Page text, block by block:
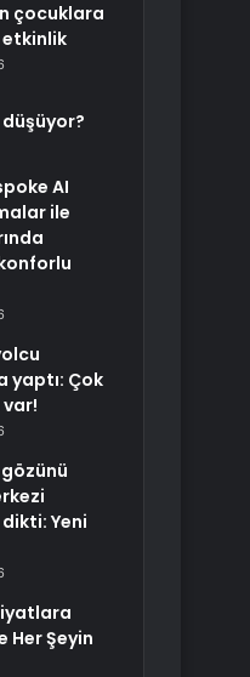
çocuklara
AI
ile
yaptı: Çok
var!
Yeni
Her Şeyin